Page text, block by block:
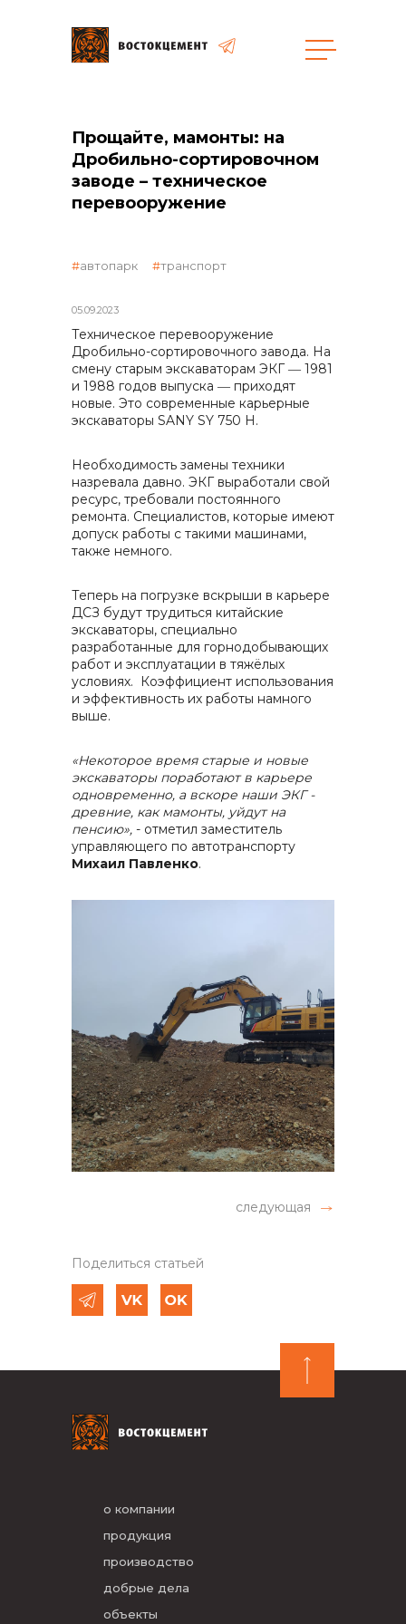
общая информация
объявленные закупки
реализация неликвидов
контакты отдела закупок
+7 (423) 234 50 50
info@vostokcement.ru
Прощайте, мамонты: на
Дробильно-сортировочном
заводе – техническое
перевооружение
05.09.2023
автопарк транспорт
Техническое перевооружение
Дробильно-сортировочного завода. На
смену старым экскаваторам ЭКГ ― 1981
и 1988 годов выпуска ― приходят
новые. Это современные карьерные
экскаваторы SANY SY 750 H.
Необходимость замены техники
назревала давно. ЭКГ выработали свой
ресурс, требовали постоянного
ремонта. Специалистов, которые имеют
допуск работы с такими машинами,
также немного.
Теперь на погрузке вскрыши в карьере
ДСЗ будут трудиться китайские
экскаваторы, специально
разработанные для горнодобывающих
работ и эксплуатации в тяжёлых
условиях. Коэффициент использования
и эффективность их работы намного
выше.
«Некоторое время старые и новые
экскаваторы поработают в карьере
одновременно, а вскоре наши ЭКГ -
древние, как мамонты, уйдут на
пенсию», - отметил заместитель
управляющего по автотранспорту
Михаил Павленко.
следующая
Поделиться статьей
о компании
продукция
производство
добрые дела
объекты